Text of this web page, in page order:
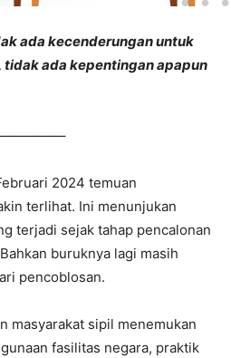
ada kecenderungan untuk
ada kepentingan apapun
2024 temuan
terlihat. Ini menunjukan
terjadi sejak tahap pencalonan
buruknya lagi masih
pencoblosan.
masyarakat sipil menemukan
fasilitas negara, praktik